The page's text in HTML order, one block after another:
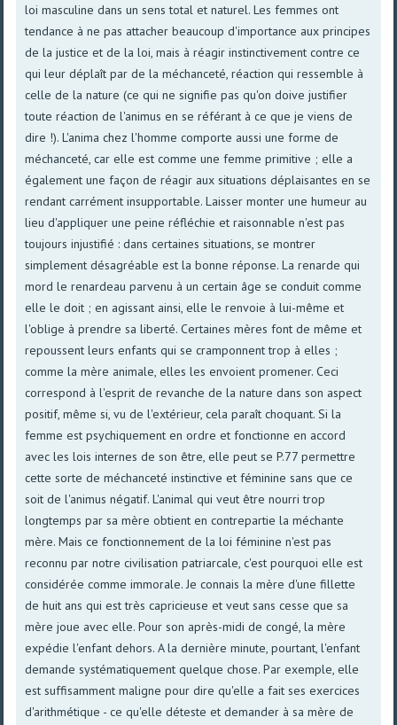
loi masculine dans un sens total et naturel. Les femmes ont
tendance à ne pas attacher beaucoup d'importance aux principes
de la justice et de la loi, mais à réagir instinctivement contre ce
qui leur déplaît par de la méchanceté, réaction qui ressemble à
celle de la nature (ce qui ne signifie pas qu'on doive justifier
toute réaction de l'animus en se référant à ce que je viens de
dire !). L'anima chez l'homme comporte aussi une forme de
méchanceté, car elle est comme une femme primitive ; elle a
également une façon de réagir aux situations déplaisantes en se
rendant carrément insupportable. Laisser monter une humeur au
lieu d'appliquer une peine réfléchie et raisonnable n'est pas
toujours injustifié : dans certaines situations, se montrer
simplement désagréable est la bonne réponse. La renarde qui
mord le renardeau parvenu à un certain âge se conduit comme
elle le doit ; en agissant ainsi, elle le renvoie à lui-même et
l'oblige à prendre sa liberté. Certaines mères font de même et
repoussent leurs enfants qui se cramponnent trop à elles ;
comme la mère animale, elles les envoient promener. Ceci
correspond à l'esprit de revanche de la nature dans son aspect
positif, même si, vu de l'extérieur, cela paraît choquant. Si la
femme est psychiquement en ordre et fonctionne en accord
avec les lois internes de son être, elle peut se P.77 permettre
cette sorte de méchanceté instinctive et féminine sans que ce
soit de l'animus négatif. L'animal qui veut être nourri trop
longtemps par sa mère obtient en contrepartie la méchante
mère. Mais ce fonctionnement de la loi féminine n'est pas
reconnu par notre civilisation patriarcale, c'est pourquoi elle est
considérée comme immorale. Je connais la mère d'une fillette
de huit ans qui est très capricieuse et veut sans cesse que sa
mère joue avec elle. Pour son après-midi de congé, la mère
expédie l'enfant dehors. A la dernière minute, pourtant, l'enfant
demande systématiquement quelque chose. Par exemple, elle
est suffisamment maligne pour dire qu'elle a fait ses exercices
d'arithmétique - ce qu'elle déteste et demander à sa mère de